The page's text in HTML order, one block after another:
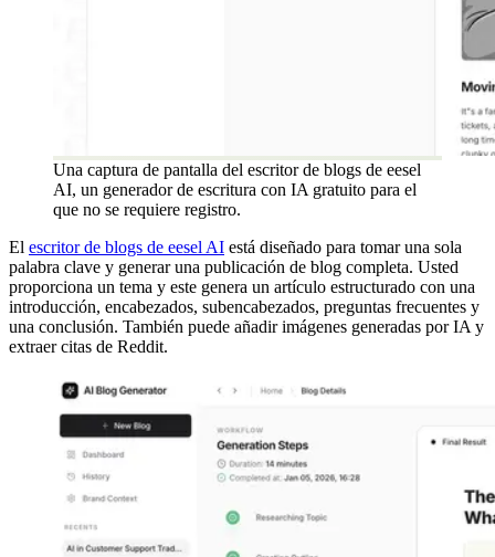
Una captura de pantalla del escritor de blogs de eesel
AI, un generador de escritura con IA gratuito para el
que no se requiere registro.
El escritor de blogs de eesel AI está diseñado para tomar una sola
palabra clave y generar una publicación de blog completa. Usted
proporciona un tema y este genera un artículo estructurado con una
introducción, encabezados, subencabezados, preguntas frecuentes y
una conclusión. También puede añadir imágenes generadas por IA y
extraer citas de Reddit.